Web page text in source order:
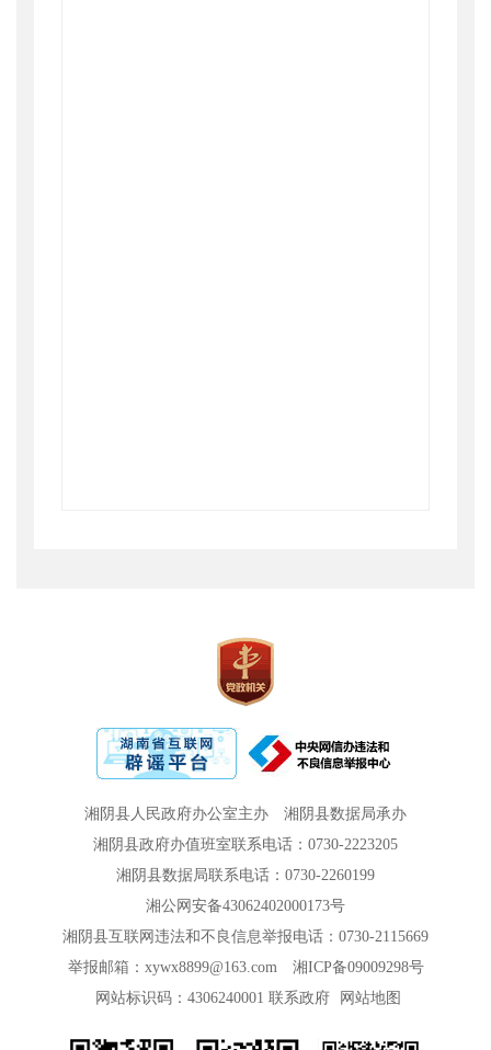
湘阴县人民政府办公室主办
湘阴县数据局承办
湘阴县政府办值班室联系电话：0730-2223205
湘阴县数据局联系电话：0730-2260199
湘公网安备43062402000173号
湘阴县互联网违法和不良信息举报电话：0730-2115669
举报邮箱：xywx8899@163.com
湘ICP备09009298号
网站标识码：4306240001 联系政府 网站地图